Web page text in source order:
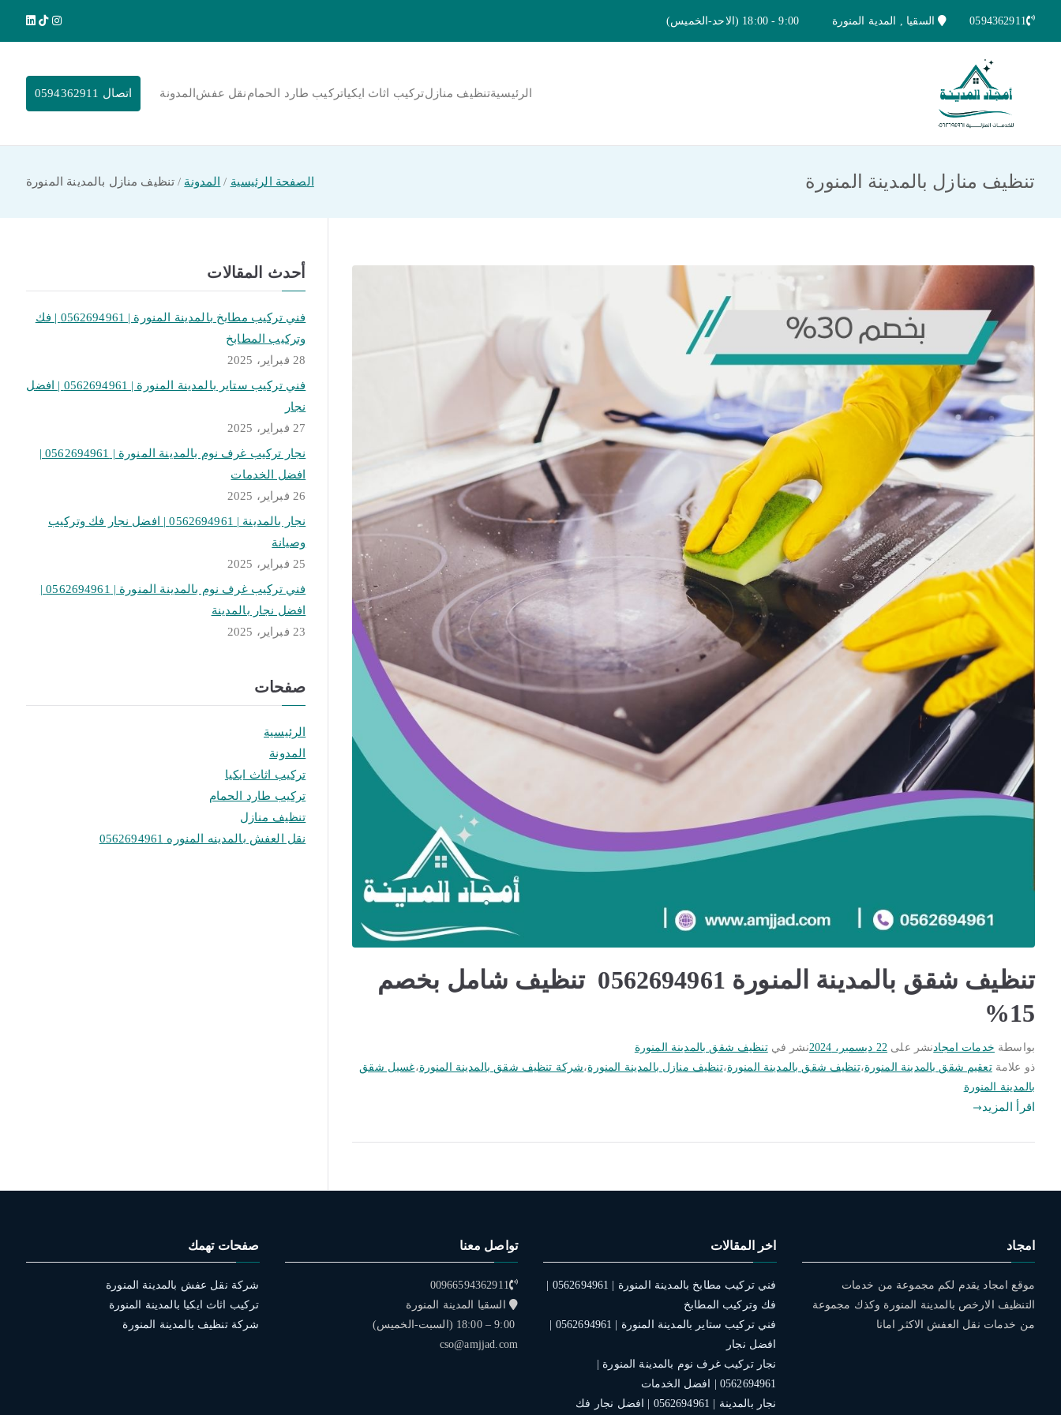
0594362911 السقيا , المدية المنورة
الرئيسيةتنظيف منازلتركيب اثاث ايكياتركيب طارد الحمامنقل عفش المدونة اتصال 0594362911
تنظيف منازل بالمدينة المنورة الصفحة الرئيسية المدونة تنظيف منازل بالمدينة المنورة
تنظيف شقق بالمدينة المنورة 0562694961 تنظيف شامل بخصم
15%
بواسطة خدمات امجادنشر على 22 ديسمبر، 2024 نشر فيتنظيف شقق بالمدينة المنورة
ذو علامةتعقيم شقق بالمدينة المنورة،تنظيف شقق بالمدينة المنورة،تنظيف منازل بالمدينة المنورة،شركة تنظيف شقق بالمدينة المنورة،غسيل شقق
بالمدينة المنورة
اقرأ المزيد
أحدث المقالات
فني تركيب مطابخ بالمدينة المنورة | 0562694961 | فك
وتركيب المطابخ
28 فبراير، 2025
فني تركيب ستاير بالمدينة المنورة | 0562694961 | افضل
نجار
27 فبراير، 2025
نجار تركيب غرف نوم بالمدينة المنورة | 0562694961 |
افضل الخدمات
26 فبراير، 2025
نجار بالمدينة | 0562694961 | افضل نجار فك وتركيب
وصيانة
25 فبراير، 2025
فني تركيب غرف نوم بالمدينة المنورة | 0562694961 |
افضل نجار بالمدينة
23 فبراير، 2025
صفحات
الرئيسية
المدونة
تركيب اثاث ايكيا
تركيب طارد الحمام
تنظيف منازل
نقل العفش بالمدينه المنوره 0562694961
امجاد
موقع امجاد يقدم لكم مجموعة من خدمات
التنظيف الارخص بالمدينة المنورة وكذك مجموعة
من خدمات نقل العفش الاكثر امانا
اخر المقالات
فك وتركيب المطابخ
افضل نجار
نجار تركيب غرف نوم بالمدينة المنورة |
0562694961 | افضل الخدمات
نجار بالمدينة | 0562694961 | افضل نجار فك
تواصل معنا
00966594362911
السقيا المدينة المنورة
9:00 – 18:00 (السبت-الخميس)
cso@amjjad.com
صفحات تهمك
شركة نقل عفش بالمدينة المنورة
تركيب اثاث ايكيا بالمدينة المنورة
شركة تنظيف بالمدينة المنورة